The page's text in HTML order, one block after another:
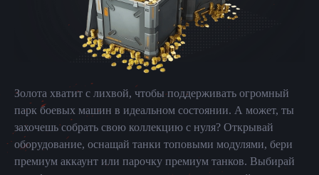
Золота хватит с лихвой, чтобы поддерживать огромный
парк боевых машин в идеальном состоянии. А может, ты
захочешь собрать свою коллекцию с нуля? Открывай
оборудование, оснащай танки топовыми модулями, бери
премиум аккаунт или парочку премиум танков. Выбирай